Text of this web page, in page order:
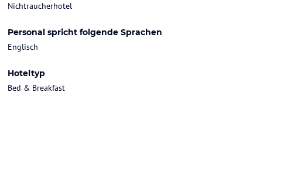
Nichtraucherhotel
Personal spricht folgende Sprachen
Englisch
Hoteltyp
Bed & Breakfast